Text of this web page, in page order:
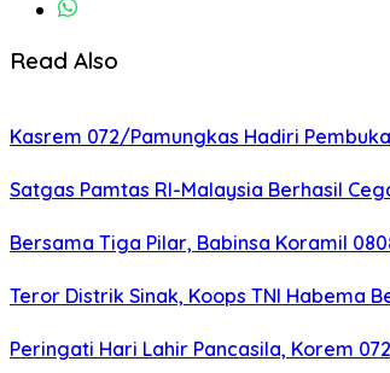
Read Also
Kasrem 072/Pamungkas Hadiri
Satgas Pamtas RI-Malaysia Berhasil
Bersama Tiga Pilar, Babinsa Koramil
Teror Distrik Sinak, Koops TNI Habema
Peringati Hari Lahir Pancasila, Korem